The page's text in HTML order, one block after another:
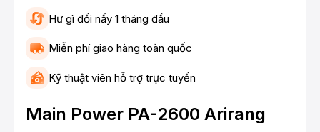
Hư gì đổi nấy 1 tháng đầu
Miễn phí giao hàng toàn quốc
Kỹ thuật viên hỗ trợ trực tuyến
Main Power PA-2600 Arirang